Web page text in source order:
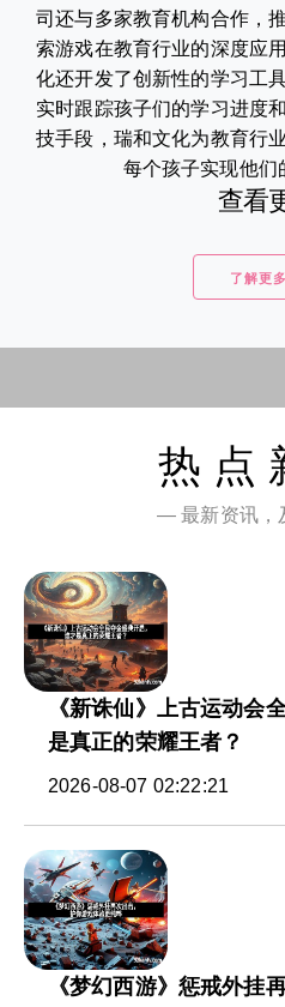
司还与多家教育机构合作，
索游戏在教育行业的深度应
化还开发了创新性的学习工
实时跟踪孩子们的学习进度
技手段，瑞和文化为教育行
每个孩子实现他们
查看
了解更
热点
— 最新资讯，
《新诛仙》上古运动会
是真正的荣耀王者？
2026-08-07 02:22:21
《梦幻西游》惩戒外挂